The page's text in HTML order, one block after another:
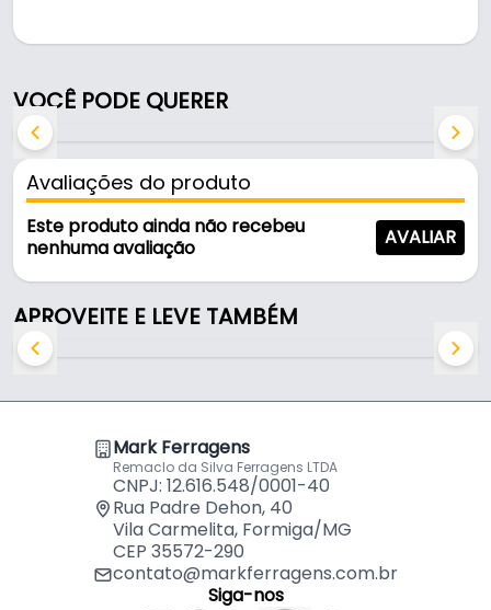
Fabricado em Aço com acabamento cromado, é
resistente e durável no uso diário. A fixação é feita
por parafuso.
Características:
- Marca: Uniao Mundial
- Modelo: Puxador Arquivo
- Furação: 02 furos
- Fixação: Parafuso
- Distância entre furos: 57 mm
- Forma construtiva: Zamac
VOCÊ PODE QUERER
Avaliações do produto
Este produto ainda não recebeu
nenhuma avaliação
AVALIAR
APROVEITE E LEVE TAMBÉM
Mark Ferragens
Remaclo da Silva Ferragens LTDA
CNPJ: 12.616.548/0001-40
Rua Padre Dehon, 40
Vila Carmelita, Formiga/MG
CEP 35572-290
contato@markferragens.com.br
Siga-nos